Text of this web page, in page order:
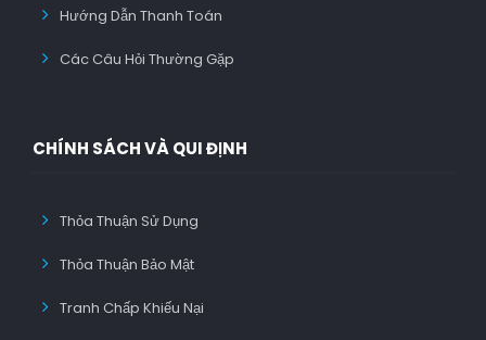
Hướng Dẫn Thanh Toán
Các Câu Hỏi Thường Gặp
CHÍNH SÁCH VÀ QUI ĐỊNH
Thỏa Thuận Sử Dụng
Thỏa Thuận Bảo Mật
Tranh Chấp Khiếu Nại